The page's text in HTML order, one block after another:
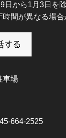
日から1月3日を除
間が異なる場合
車場
664-2525